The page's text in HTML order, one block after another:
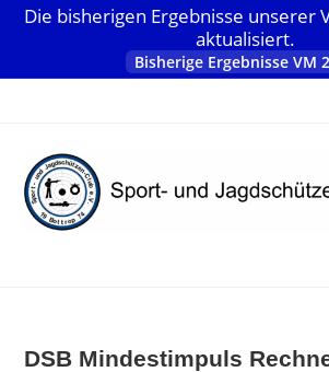
Die bisherigen Ergebnisse unserer
aktualisiert.
Bisherige Ergebnisse VM
DSB Mindestimpuls